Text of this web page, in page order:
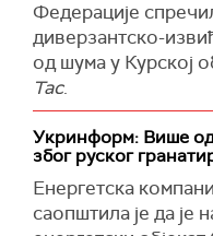
Кијев наводи, иако
види развој
"Постоје докази да
ДНРК“, рекао је
званични назив
Народна
Остин је додао да
севернокорејских
Федерације
диверзантско-
од шума у ​​Курској
Тас.
Непријатељско
дрона, саопштила
друштврној мрежи
(Тасс)
Укринформ: Више од
због руског
Eнергетска
саопштила је да је